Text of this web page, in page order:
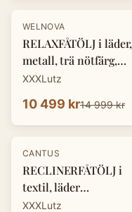
-30 %
WELNOVA
RELAXFÅTÖLJ i läder,
metall, trä nötfärg,
svart
XXXLutz
10 499 kr14 999 kr
-30%
CANTUS
RECLINERFÅTÖLJ i
textil, läder
cognacfärgad
XXXLutz